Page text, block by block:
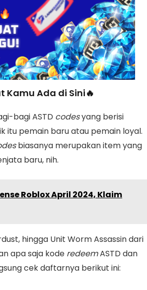
Kamu Ada di Sini🔥
bagi ASTD codesyang berisi
itu pemain baru atau pemain loyal.
biasanya merupakan item yang
baru, nih.
Roblox April 2024, Klaim
hingga Unit Worm Assassin dari
apa saja kode redeemASTD dan
cek daftarnya berikut ini: